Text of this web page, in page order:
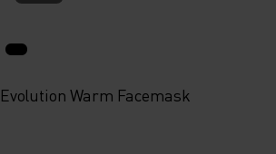
Evolution Warm Facemask